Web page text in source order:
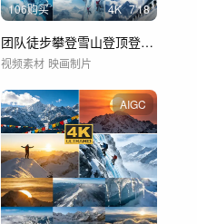
106购买 4K 7'18
团队徒步攀登雪山登顶登山勇攀高峰雪山攀登
视频素材 映画制片
AIGC